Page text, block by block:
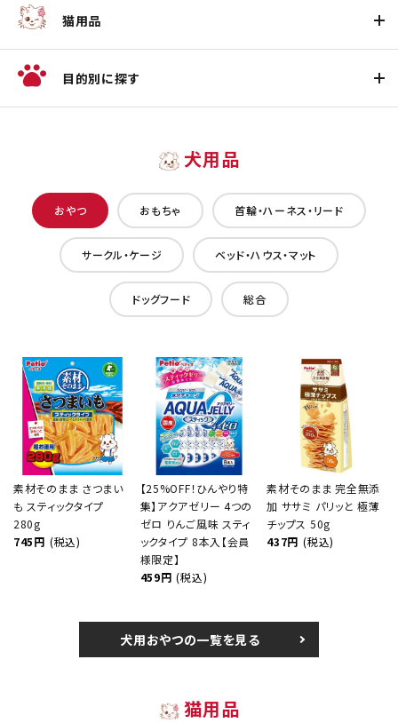
猫用品
目的別に探す
犬用品
おやつ おもちゃ 首輪・ハーネス・リード
サークル・ケージ ベッド・ハウス・マット
ドッグフード 総合
素材そのまま さつまい
も スティックタイプ
280g
745円 (税込)
【25%OFF！ひんやり特
集】アクアゼリー 4つの
ゼロ りんご風味 スティ
ックタイプ 8本入【会員
様限定】
459円 (税込)
素材そのまま 完全無添
加 ササミ パリッと 極薄
チップス 50g
437円 (税込)
犬用おやつの一覧を見る
猫用品